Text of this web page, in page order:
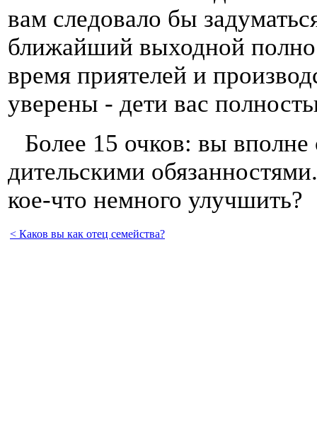
вам следовало бы
ближайший выходной
время приятелей и
уверены - дети вас
Более 15 очков: вы
дительскими
кое-что немного улучшить?
< Каков вы как отец семейства?